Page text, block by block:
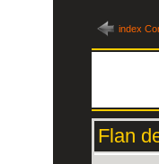
index
Flan